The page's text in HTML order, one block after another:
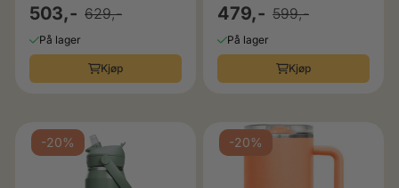
Lavendar Dawn 1L
503,- 629,-
På lager
Kjøp
Lavender Dawn 0,75L
479,- 599,-
På lager
Kjøp
-20% -20%